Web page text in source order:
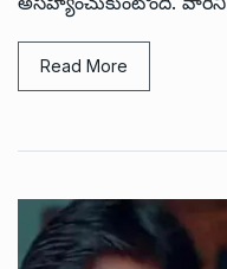
Read More